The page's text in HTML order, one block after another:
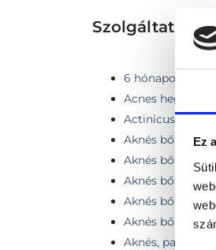
Ez
Szolgáltatások
6 hónapon
Acnes hegek
Actinicus
Aknés bőr
Aknés bőrhibák
Aknés bőrhibák
Aknés bőrhibák
Aknés bőrhibák
Aknés,